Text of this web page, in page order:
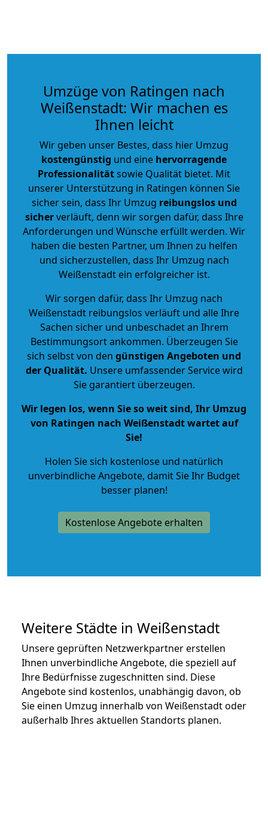
Umzüge von Ratingen nach
Weißenstadt: Wir machen es
Ihnen leicht
Wir geben unser Bestes, dass hier Umzug
kostengünstig und eine hervorragende
Professionalitätsowie Qualität bietet. Mit
unserer Unterstützung in Ratingen können Sie
sicher sein, dass Ihr Umzug reibungslos und
sicherverläuft, denn wir sorgen dafür, dass Ihre
Anforderungen und Wünsche erfüllt werden. Wir
haben die besten Partner, um Ihnen zu helfen
und sicherzustellen, dass Ihr Umzug nach
Weißenstadt ein erfolgreicher ist.
Wir sorgen dafür, dass Ihr Umzug nach
Weißenstadt reibungslos verläuft und alle Ihre
Sachen sicher und unbeschadet an Ihrem
Bestimmungsort ankommen. Überzeugen Sie
sich selbst von den günstigen Angeboten und
der Qualität. Unsere umfassender Service wird
Sie garantiert überzeugen.
Wir legen los, wenn Sie so weit sind, Ihr Umzug
von Ratingen nach Weißenstadt wartet auf
Sie!
Holen Sie sich kostenlose und natürlich
unverbindliche Angebote, damit Sie Ihr Budget
besser planen!
Kostenlose Angebote erhalten
Weitere Städte in Weißenstadt
Unsere geprüften Netzwerkpartner erstellen
Ihnen unverbindliche Angebote, die speziell auf
Ihre Bedürfnisse zugeschnitten sind. Diese
Angebote sind kostenlos, unabhängig davon, ob
Sie einen Umzug innerhalb von Weißenstadt oder
außerhalb Ihres aktuellen Standorts planen.